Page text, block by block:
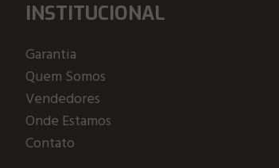
INSTITUCIONAL
Garantia
Quem Somos
Vendedores
Onde Estamos
Contato